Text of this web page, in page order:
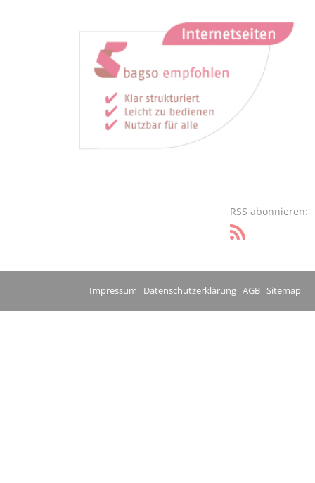
RSS abonnieren:
Impressum Datenschutzerklärung AGB Sitemap